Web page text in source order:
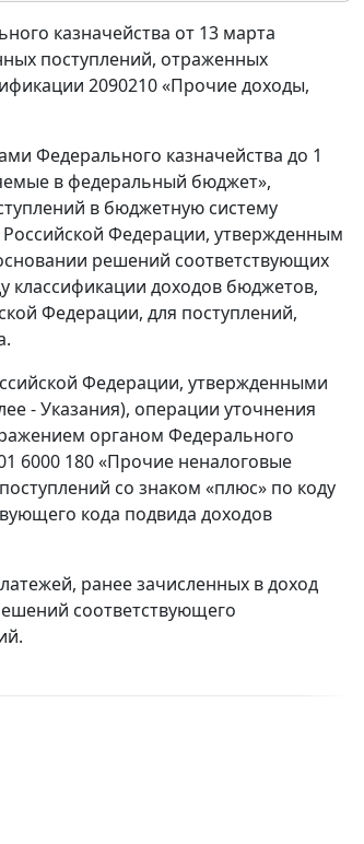
казначейства от 13 марта
поступлений, отраженных
2090210 «Прочие доходы,
Федерального казначейства до 1
в федеральный бюджет»,
в бюджетную систему
Федерации, утвержденным
решений соответствующих
классификации доходов бюджетов,
Федерации, для поступлений,
Федерации, утвержденными
- Указания), операции уточнения
органом Федерального
6000 180 «Прочие неналоговые
со знаком «плюс» по коду
кода подвида доходов
ранее зачисленных в доход
соответствующего